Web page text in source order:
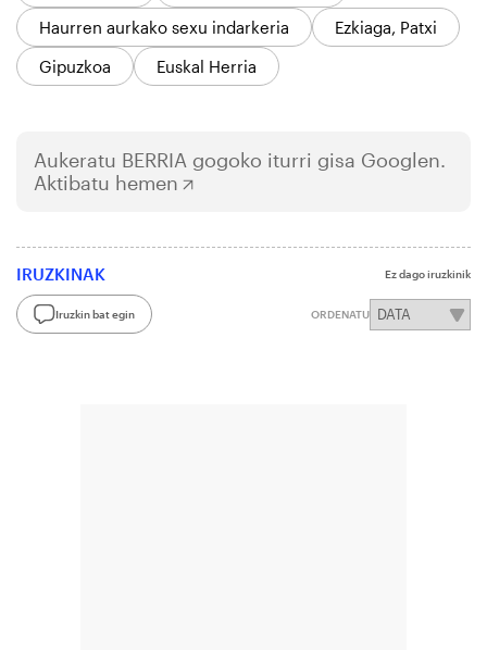
Haurren aurkako sexu indarkeria
Ezkiaga, Patxi
Gipuzkoa
Euskal Herria
Aukeratu BERRIA gogoko iturri gisa Googlen.
Aktibatu hemen
IRUZKINAK Ez dago iruzkinik
Iruzkin bat egin ORDENATU